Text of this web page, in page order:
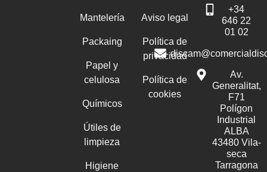
Mantelería
Packaing
Papel y
celulosa
Químicos
Útiles de
limpieza
Higiene
Aviso legal
Política de
privacidad
Política de
cookies
+34
646 22
01 02
Av.
Generalitat,
F71
Polígon
Industrial
ALBA
43480 Vila-
seca
Tarragona